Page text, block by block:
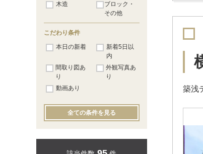
築浅
木造
ブロック・
その他
こだわり条件
本日の新着
新着5日以
内
間取り図あ
り
外観写真あ
り
動画あり
全ての条件を見る